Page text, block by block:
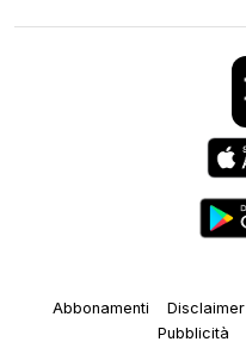
Abbonamenti Disclaimer
Pubblicità